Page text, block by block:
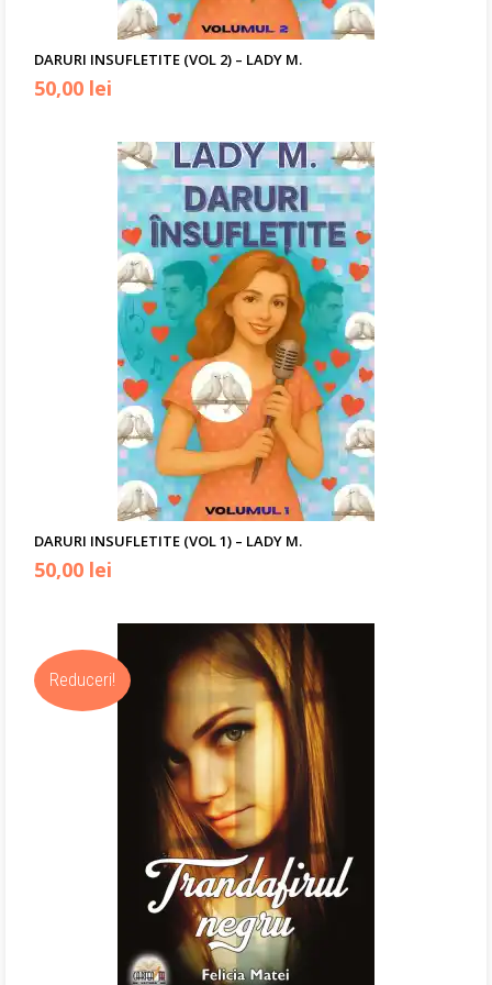
DARURI INSUFLETITE (VOL 2) – LADY M.
50,00 lei
DARURI INSUFLETITE (VOL 1) – LADY M.
50,00 lei
Reduceri!